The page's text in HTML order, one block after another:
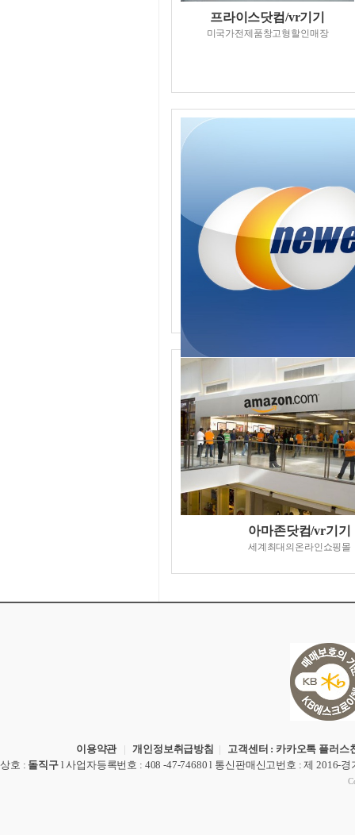
프라이스닷컴/vr기기
미국가전제품창고형할인매장
뉴에그닷컴/vr기기
가전제품전문할인쇼핑몰
아마존닷컴/vr기기
세계최대의온라인쇼핑몰
이용약관 |개인정보취급방침 | 고객센터 : 카카오톡 플러스
상호 : 돌직구 l사업자등록번호 : 408 -47-74680 l 통신판매신고번호 : 제 2016-